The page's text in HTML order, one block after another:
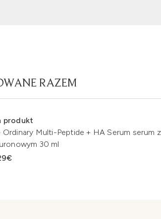
RAZEM
produkt
Ordinary Multi-Peptide + HA Serum serum
30 ml